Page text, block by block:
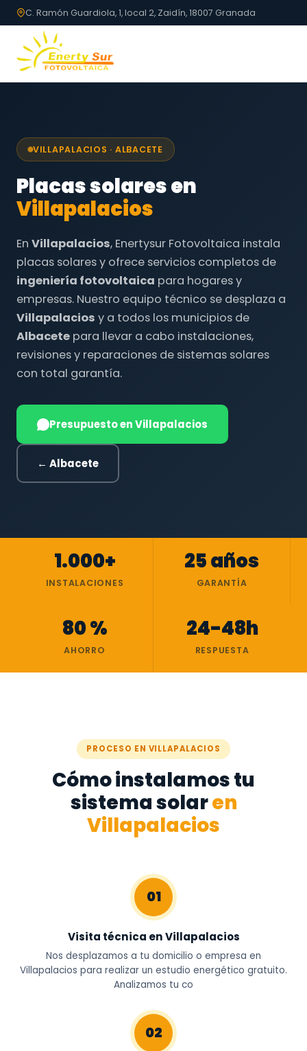
C. Ramón Guardiola, 1, local 2, Zaidín, 18007 Granada
VILLAPALACIOS · ALBACETE
Placas solares en
Villapalacios
En Villapalacios, Enertysur Fotovoltaica instala
placas solares y ofrece servicios completos de
ingeniería fotovoltaica para hogares y
empresas. Nuestro equipo técnico se desplaza a
Villapalacios y a todos los municipios de
Albacete para llevar a cabo instalaciones,
revisiones y reparaciones de sistemas solares
con total garantía.
Presupuesto en Villapalacios
← Albacete
1.000+
INSTALACIONES
25 años
GARANTÍA
80 %
AHORRO
24-48h
RESPUESTA
PROCESO EN VILLAPALACIOS
Cómo instalamos tu
sistema solaren
Villapalacios
01
Visita técnica en Villapalacios
Nos desplazamos a tu domicilio o empresa en
Villapalacios para realizar un estudio energético gratuito.
Analizamos tu co
02